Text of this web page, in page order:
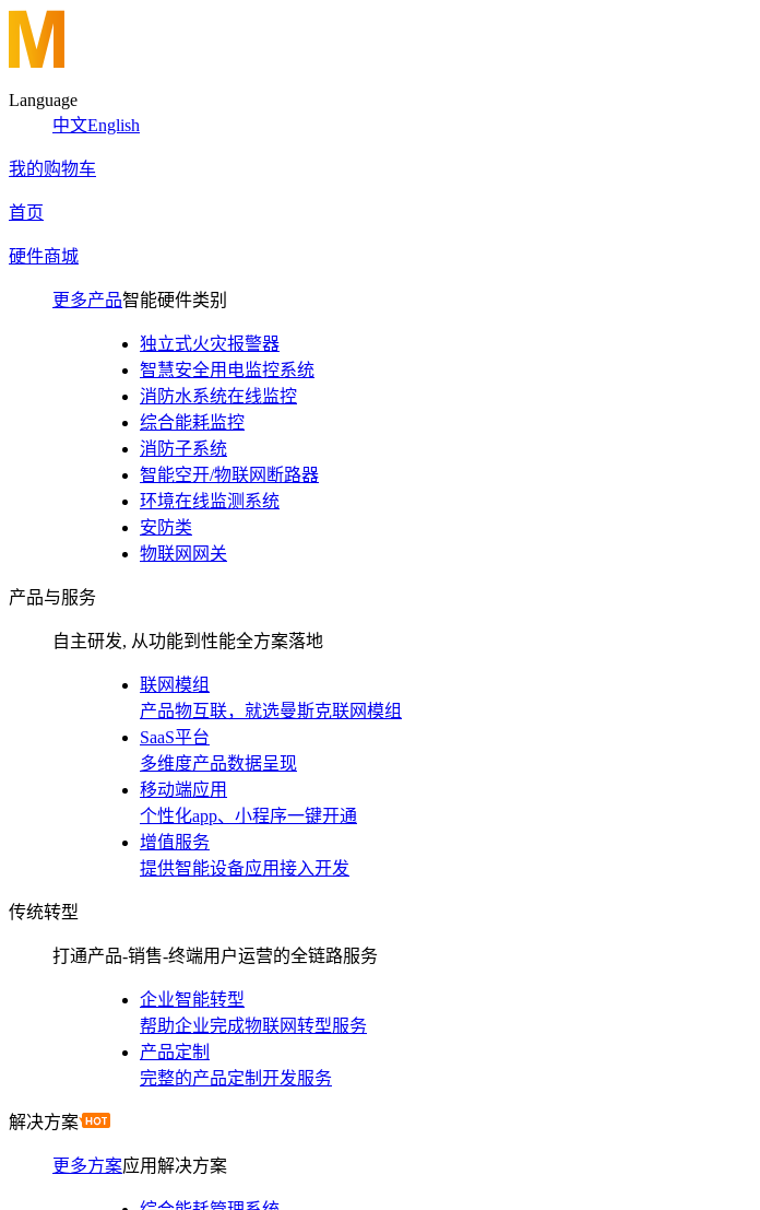
Language
中文English
我的购物车
首页
硬件商城
更多产品智能硬件类别
独立式火灾报警器
智慧安全用电监控系统
消防水系统在线监控
综合能耗监控
消防子系统
智能空开/物联网断路器
环境在线监测系统
安防类
物联网网关
产品与服务
自主研发, 从功能到性能全方案落地
联网模组
产品物互联，就选曼斯克联网模组
SaaS平台
多维度产品数据呈现
移动端应用
个性化app、小程序一键开通
增值服务
提供智能设备应用接入开发
传统转型
打通产品-销售-终端用户运营的全链路服务
企业智能转型
帮助企业完成物联网转型服务
产品定制
完整的产品定制开发服务
解决方案
更多方案应用解决方案